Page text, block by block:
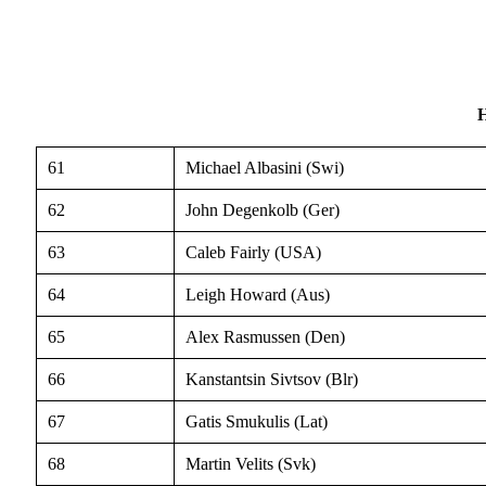
61 Michael Albasini (Swi)
62 John Degenkolb (Ger)
63 Caleb Fairly (USA)
64 Leigh Howard (Aus)
65 Alex Rasmussen (Den)
66 Kanstantsin Sivtsov (Blr)
67 Gatis Smukulis (Lat)
68 Martin Velits (Svk)